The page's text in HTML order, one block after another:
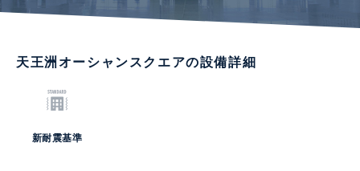
天王洲オーシャンスクエアの設備詳細
新耐震基準